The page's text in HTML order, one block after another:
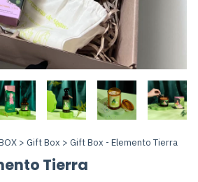
> Gift Box > Gift Box - Elemento Tierra
Tierra